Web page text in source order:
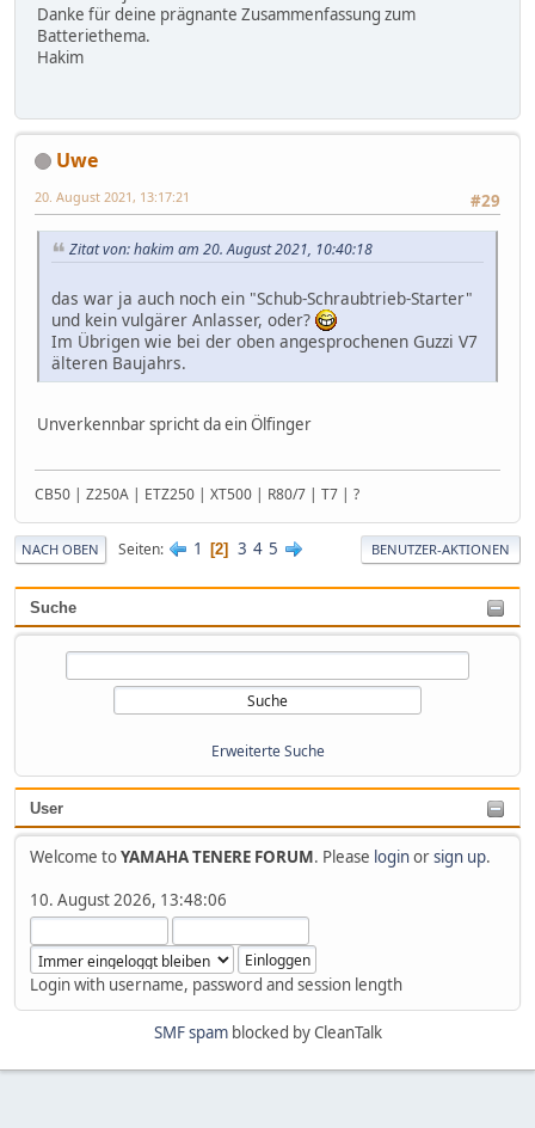
Suche
Erweiterte Suche
User
Welcome toYAMAHA TENERE FORUM. Please loginorsign up.
10. August 2026, 13:48:06
Login with username, password and session length
Danke für deine prägnante Zusammenfassung zum
Batteriethema.
Hakim
Uwe
#29
20. August 2021, 13:17:21
Zitat von: hakim am 20. August 2021, 10:40:18
das war ja auch noch ein "Schub-Schraubtrieb-Starter"
und kein vulgärer Anlasser, oder?
Im Übrigen wie bei der oben angesprochenen Guzzi V7
älteren Baujahrs.
Unverkennbar spricht da ein Ölfinger
CB50 | Z250A | ETZ250 | XT500 | R80/7 | T7 | ?
NACH OBEN Seiten 1 2 3 4 5 BENUTZER-AKTIONEN
SMF spamblocked by CleanTalk